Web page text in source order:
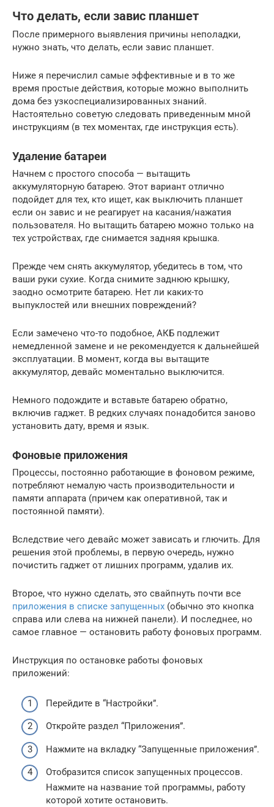
Что делать, если завис планшет
После примерного выявления причины неполадки,
нужно знать, что делать, если завис планшет.
Ниже я перечислил самые эффективные и в то же
время простые действия, которые можно выполнить
дома без узкоспециализированных знаний.
Настоятельно советую следовать приведенным мной
инструкциям (в тех моментах, где инструкция есть).
Удаление батареи
Начнем с простого способа — вытащить
аккумуляторную батарею. Этот вариант отлично
подойдет для тех, кто ищет, как выключить планшет
если он завис и не реагирует на касания/нажатия
пользователя. Но вытащить батарею можно только на
тех устройствах, где снимается задняя крышка.
Прежде чем снять аккумулятор, убедитесь в том, что
ваши руки сухие. Когда снимите заднюю крышку,
заодно осмотрите батарею. Нет ли каких-то
выпуклостей или внешних повреждений?
Если замечено что-то подобное, АКБ подлежит
немедленной замене и не рекомендуется к дальнейшей
эксплуатации. В момент, когда вы вытащите
аккумулятор, девайс моментально выключится.
Немного подождите и вставьте батарею обратно,
включив гаджет. В редких случаях понадобится заново
установить дату, время и язык.
Фоновые приложения
Процессы, постоянно работающие в фоновом режиме,
потребляют немалую часть производительности и
памяти аппарата (причем как оперативной, так и
постоянной памяти).
Вследствие чего девайс может зависать и глючить. Для
решения этой проблемы, в первую очередь, нужно
почистить гаджет от лишних программ, удалив их.
Второе, что нужно сделать, это свайпнуть почти все
приложения в списке запущенных (обычно это кнопка
справа или слева на нижней панели). И последнее, но
самое главное — остановить работу фоновых программ.
Инструкция по остановке работы фоновых
приложений:
Перейдите в “Настройки”.
Откройте раздел “Приложения”.
Нажмите на вкладку “Запущенные приложения”.
Отобразится список запущенных процессов.
Нажмите на название той программы, работу
которой хотите остановить.